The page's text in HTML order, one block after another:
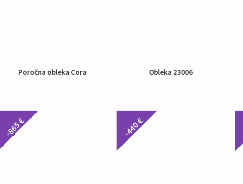
Poročna obleka Cora Obleka 23006
-865 € -440 €